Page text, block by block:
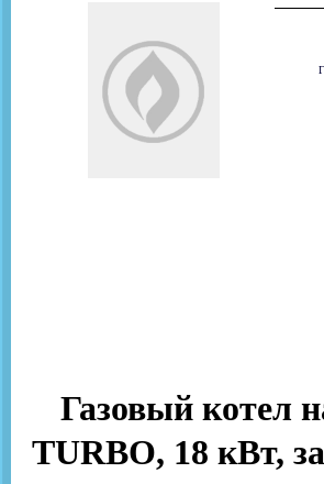
Газовый котел
TURBO, 18 кВт,